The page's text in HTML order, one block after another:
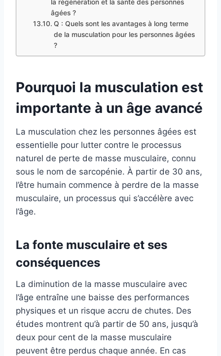
la régénération et la santé des personnes
âgées ?
Q : Quels sont les avantages à long terme
de la musculation pour les personnes âgées
?
Pourquoi la musculation est
importante à un âge avancé
La musculation chez les personnes âgées est
essentielle pour lutter contre le processus
naturel de perte de masse musculaire, connu
sous le nom de sarcopénie. À partir de 30 ans,
l’être humain commence à perdre de la masse
musculaire, un processus qui s’accélère avec
l’âge.
La fonte musculaire et ses
conséquences
La diminution de la masse musculaire avec
l’âge entraîne une baisse des performances
physiques et un risque accru de chutes. Des
études montrent qu’à partir de 50 ans, jusqu’à
deux pour cent de la masse musculaire
peuvent être perdus chaque année. En cas